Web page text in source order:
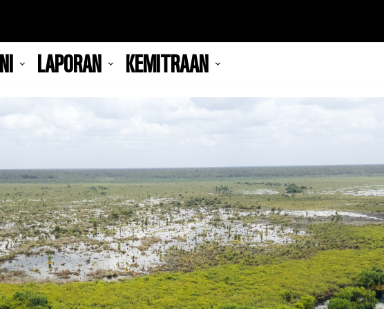
LAPORAN KEMITRAAN